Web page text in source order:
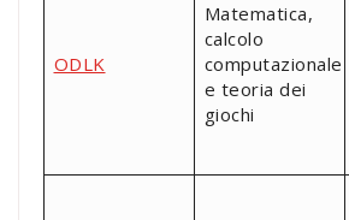
ODLK
Matematica,
calcolo
computazionale
e teoria dei
giochi